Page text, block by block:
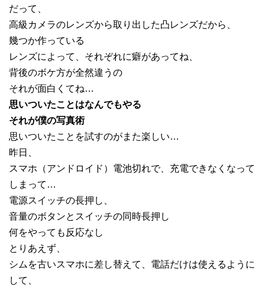
だって、
高級カメラのレンズから取り出した凸レンズだから、
幾つか作っている
レンズによって、それぞれに癖があってね、
背後のボケ方が全然違うの
それが面白くてね…
思いついたことはなんでもやる
それが僕の写真術
思いついたことを試すのがまた楽しい…
昨日、
スマホ（アンドロイド）電池切れで、充電できなくなって
しまって…
電源スイッチの長押し、
音量のボタンとスイッチの同時長押し
何をやっても反応なし
とりあえず、
シムを古いスマホに差し替えて、電話だけは使えるように
して、